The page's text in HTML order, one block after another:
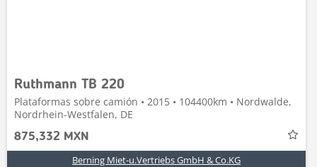
Ruthmann TB 220
Plataformas sobre camión • 2015 • 104400km • Nordwalde,
Nordrhein-Westfalen, DE
875,332 MXN
Berning Miet-u.Vertriebs GmbH & Co.KG